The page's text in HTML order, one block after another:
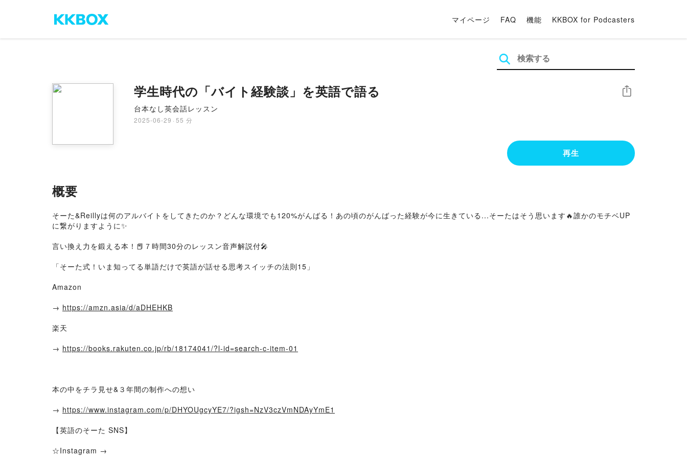
マイページ FAQ 機能 KKBOX for Podcasters
学生時代の「バイト経験談」を英語で語る
台本なし英会話レッスン
2025-06-29 · 55 分
シェア
再生
概要
そーた&Reillyは何のアルバイトをしてきたのか？どんな環境でも120%がんばる！あの頃のがんばった経験が今に生きている...そーたはそう思います🔥誰かのモチベUP
に繋がりますように✨
言い換え力を鍛える本！📕７時間30分のレッスン音声解説付🎤
「そーた式！いま知ってる単語だけで英語が話せる思考スイッチの法則15」
Amazon
→ https://amzn.asia/d/aDHEHKB
楽天
→ https://books.rakuten.co.jp/rb/18174041/?l-id=search-c-item-01
本の中をチラ見せ&３年間の制作への想い
→ https://www.instagram.com/p/DHYOUgcyYE7/?igsh=NzV3czVmNDAyYmE1
【英語のそーた SNS】
☆Instagram →